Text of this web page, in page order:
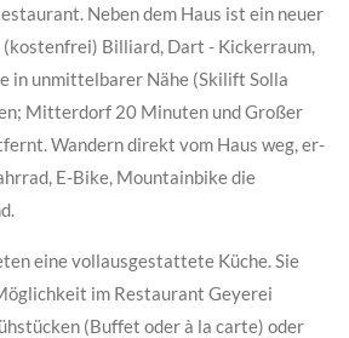
Neben dem Haus ist ein neuer
Billiard, Dart - Kickerraum,
in unmittelbarer Nähe (Skilift Solla
Mitterdorf 20 Minuten und Großer
Wandern direkt vom Haus weg, er-
E-Bike, Mountainbike die
eine vollausgestattete Küche. Sie
im Restaurant Geyerei
(Buffet oder à la carte) oder